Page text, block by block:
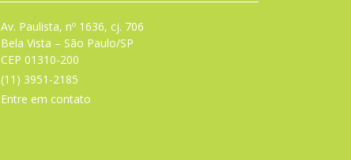
Av. Paulista, nº 1636, cj. 706
Bela Vista – São Paulo/SP
CEP 01310-200
(11) 3951-2185
Entre em contato